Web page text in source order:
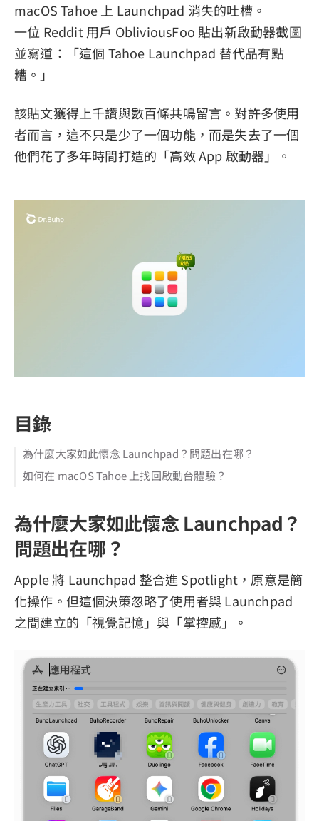
macOS Tahoe 上 Launchpad 消失的吐槽。
一位 Reddit 用戶 ObliviousFoo 貼出新啟動器截圖
並寫道：「這個 Tahoe Launchpad 替代品有點
糟。」
該貼文獲得上千讚與數百條共鳴留言。對許多使用
者而言，這不只是少了一個功能，而是失去了一個
他們花了多年時間打造的「高效 App 啟動器」。
目錄
為什麼大家如此懷念 Launchpad？問題出在哪？
如何在 macOS Tahoe 上找回啟動台體驗？
為什麼大家如此懷念 Launchpad？
問題出在哪？
Apple 將 Launchpad 整合進 Spotlight，原意是簡
化操作。但這個決策忽略了使用者與 Launchpad
之間建立的「視覺記憶」與「掌控感」。